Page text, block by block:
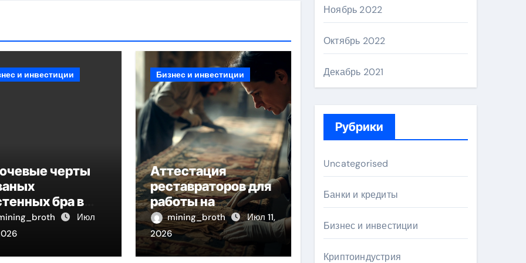
и инвестиции
черты
бра в
факела с
старины
Июл
Бизнес и инвестиции
Аттестация
реставраторов для
работы на
объектах
культурного
наследия
mining_broth
Июл 11,
2026
Ноябрь 2022
Октябрь 2022
Декабрь 2021
Рубрики
Uncategorised
Банки и кредиты
Бизнес и инвестиции
Криптоиндустрия